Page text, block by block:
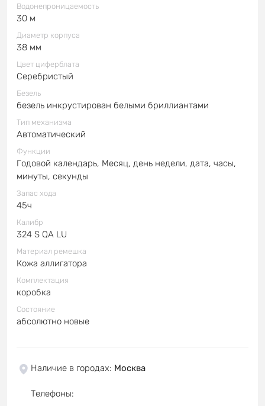
Водонепроницаемость
30 м
Диаметр корпуса
38 мм
Цвет циферблата
Серебристый
Безель
безель инкрустирован белыми бриллиантами
Тип механизма
Автоматический
Функции
Годовой календарь, Месяц, день недели, дата, часы,
минуты, секунды
Запас хода
45ч
Калибр
324 S QA LU
Материал ремешка
Кожа аллигатора
Комплектация
коробка
Состояние
абсолютно новые
Наличие в городах: Москва
Телефоны: